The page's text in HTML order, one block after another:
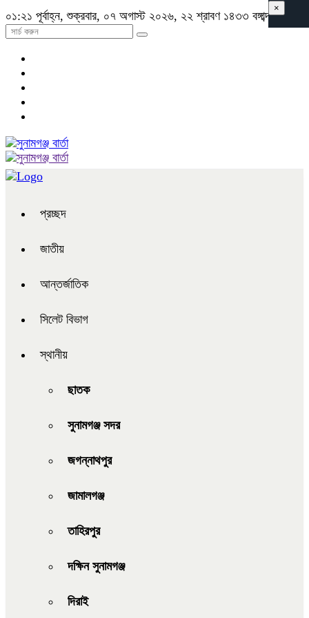
০১:২১ পূর্বাহ্ন, শুক্রবার, ০৭ অগাস্ট ২০২৬, ২২ শ্রাবণ ১৪৩৩ বঙ্গাব্দ
প্রচ্ছদ
জাতীয়
আন্তর্জাতিক
সিলেট বিভাগ
স্থানীয়
ছাতক
সুনামগঞ্জ সদর
জগন্নাথপুর
জামালগঞ্জ
তাহিরপুর
দক্ষিন সুনামগঞ্জ
দিরাই
×